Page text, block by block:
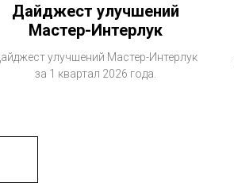
Дайджест улучшений
Мастер-Интерлук
улучшений Мастер-Интерлук
за 1 квартал 2026 года.